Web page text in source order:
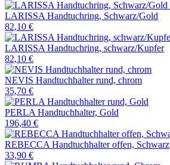
LARISSA Handtuchring, Schwarz/Gold
82,10 €
LARISSA Handtuchring, schwarz/Kupfer
82,10 €
NEVIS Handtuchhalter rund, chrom
35,70 €
PERLA Handtuchhalter, Gold
196,40 €
REBECCA Handtuchhalter offen, Schwarz
33,90 €